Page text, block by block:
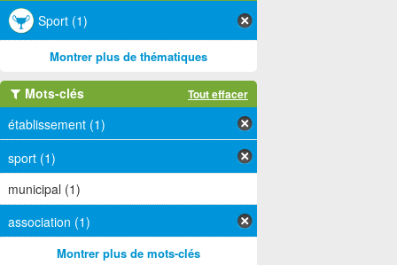
Sport (1)
Montrer plus de thématiques
Mots-clés Tout effacer
établissement (1)
sport (1)
municipal (1)
association (1)
Montrer plus de mots-clés